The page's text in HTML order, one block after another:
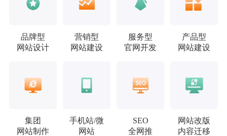
品牌型
网站设计
营销型
网站建设
服务型
官网开发
产品型
网站建设
集团
网站制作
手机站/微
网站
SEO
全网推
网站改版
内容迁移